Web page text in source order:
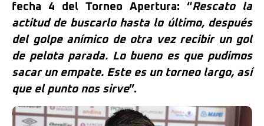
fecha 4 del Torneo Apertura: “Rescato la
actitud de buscarlo hasta lo último, después
del golpe anímico de otra vez recibir un gol
de pelota parada. Lo bueno es que pudimos
sacar un empate. Este es un torneo largo, así
que el punto nos sirve”.